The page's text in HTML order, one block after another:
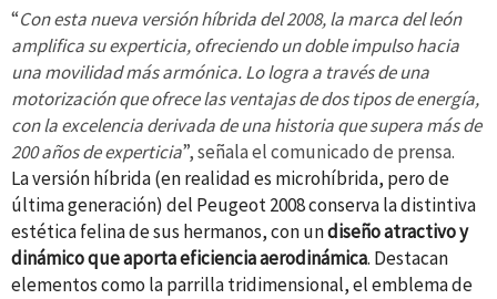
“Con esta nueva versión híbrida del 2008, la marca del león
amplifica su experticia, ofreciendo un doble impulso hacia
una movilidad más armónica. Lo logra a través de una
motorización que ofrece las ventajas de dos tipos de energía,
con la excelencia derivada de una historia que supera más de
200 años de experticia”, señala el comunicado de prensa.
La versión híbrida (en realidad es microhíbrida, pero de
última generación) del Peugeot 2008 conserva la distintiva
estética felina de sus hermanos, con undiseño atractivo y
dinámico que aporta eficiencia aerodinámica. Destacan
elementos como la parrilla tridimensional, el emblema de